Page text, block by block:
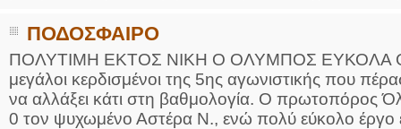
ΠΟΔΟΣΦΑΙΡΟ
ΠΟΛΥΤΙΜΗ ΕΚΤΟΣ ΝΙΚΗ Ο ΟΛΥΜΠΟΣ ΕΥΚΟΛΑ Ο
μεγάλοι κερδισμένοι της 5ης αγωνιστικής που
να αλλάξει κάτι στη βαθμολογία. Ο πρωτοπόρος
0 τον ψυχωμένο Αστέρα Ν., ενώ πολύ εύκολο έργο